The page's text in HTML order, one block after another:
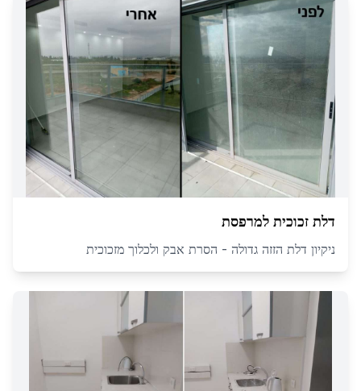
דלת זכוכית למרפסת
ניקיון דלת הזזה גדולה - הסרת אבק ולכלוך מזכוכית